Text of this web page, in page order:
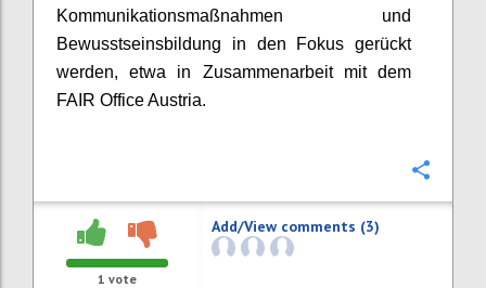
Kommunikationsmaßnahmen und
Bewusstseinsbildung in den Fokus gerückt
werden, etwa in Zusammenarbeit mit dem
FAIR Office Austria.
1 vote
Add/View comments (3)